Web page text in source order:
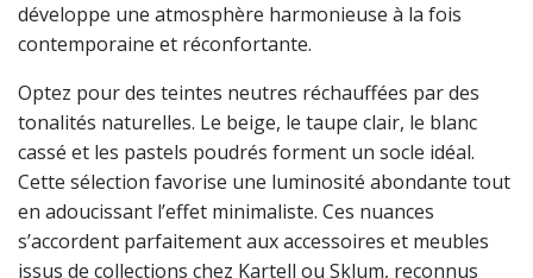
développe une atmosphère harmonieuse à la fois
contemporaine et réconfortante.
Optez pour des teintes neutres réchauffées par des
tonalités naturelles. Le beige, le taupe clair, le blanc
cassé et les pastels poudrés forment un socle idéal.
Cette sélection favorise une luminosité abondante tout
en adoucissant l’effet minimaliste. Ces nuances
s’accordent parfaitement aux accessoires et meubles
issus de collections chez Kartell ou Sklum, reconnus